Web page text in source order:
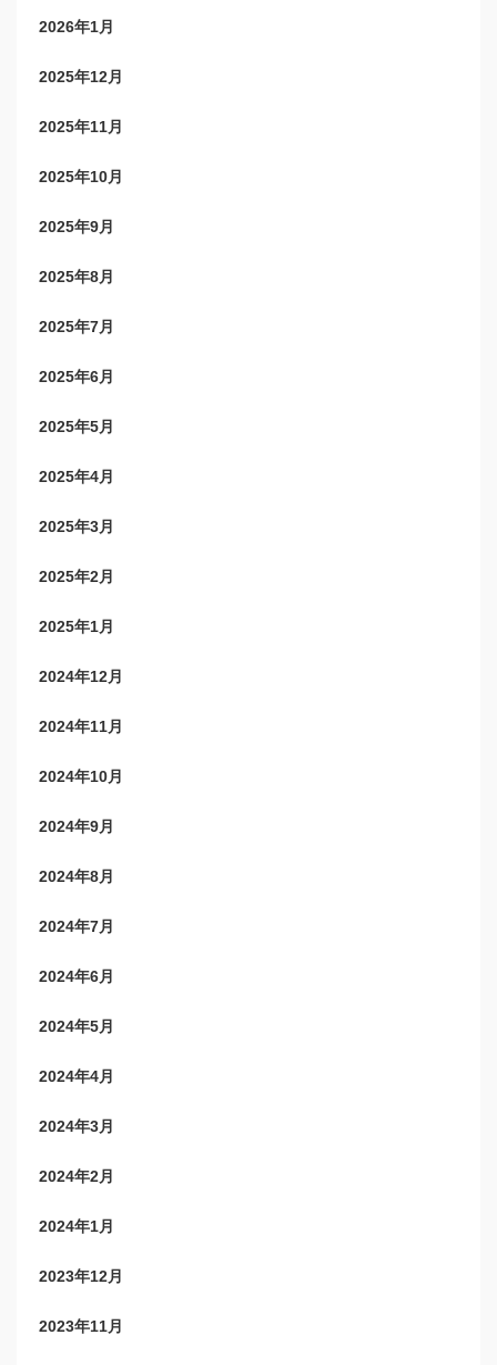
2026年1月
2025年12月
2025年11月
2025年10月
2025年9月
2025年8月
2025年7月
2025年6月
2025年5月
2025年4月
2025年3月
2025年2月
2025年1月
2024年12月
2024年11月
2024年10月
2024年9月
2024年8月
2024年7月
2024年6月
2024年5月
2024年4月
2024年3月
2024年2月
2024年1月
2023年12月
2023年11月